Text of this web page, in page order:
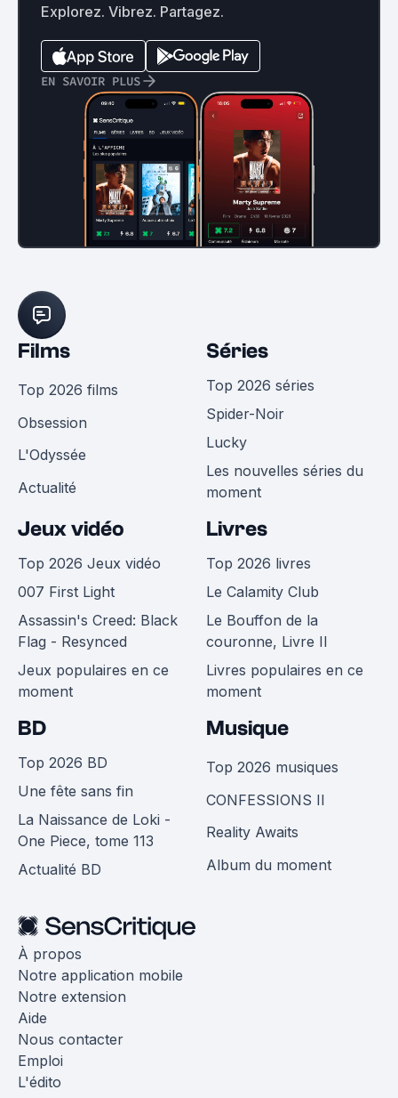
Explorez. Vibrez. Partagez.
EN SAVOIR PLUS
Films
Top 2026 films
Obsession
L'Odyssée
Actualité
Séries
Top 2026 séries
Spider-Noir
Lucky
Les nouvelles séries du
moment
Jeux vidéo
Top 2026 Jeux vidéo
007 First Light
Assassin's Creed: Black
Flag - Resynced
Jeux populaires en ce
moment
Livres
Top 2026 livres
Le Calamity Club
Le Bouffon de la
couronne, Livre II
Livres populaires en ce
moment
BD
Top 2026 BD
Une fête sans fin
La Naissance de Loki -
One Piece, tome 113
Actualité BD
Musique
Top 2026 musiques
CONFESSIONS II
Reality Awaits
Album du moment
À propos
Notre application mobile
Notre extension
Aide
Nous contacter
Emploi
L'édito